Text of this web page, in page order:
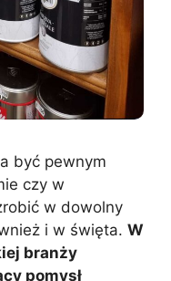
być pewnym
czy w
w dowolny
i w święta. W
branży
pomysł